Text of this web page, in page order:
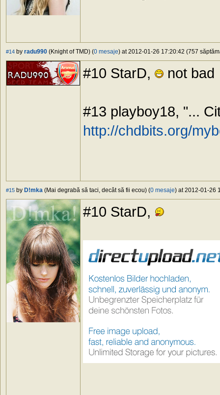
#14 by radu990 (Knight of TMD) (0 mesaje) at 2012-01-26 17:20:42 (757
#10 StarD, not bad
#13 playboy18, "...
http://chdbits.org/
#15 by D!mka (Mai degrabă să taci, decât să fii ecou) (0 mesaje) at 2012-01-26
#10 StarD,